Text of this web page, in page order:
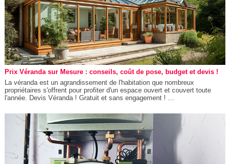
Prix Véranda sur Mesure : conseils, coût de pose, budget et devis !
La véranda est un agrandissement de l'habitation que nombreux
propriétaires s'offrent pour profiter d'un espace ouvert et couvert toute
l'année. Devis Véranda ! Gratuit et sans engagement ! ...